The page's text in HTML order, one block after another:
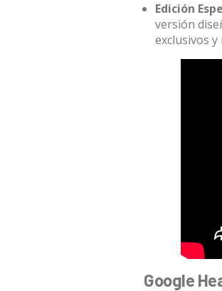
Edición
versión
exclusivos
Google